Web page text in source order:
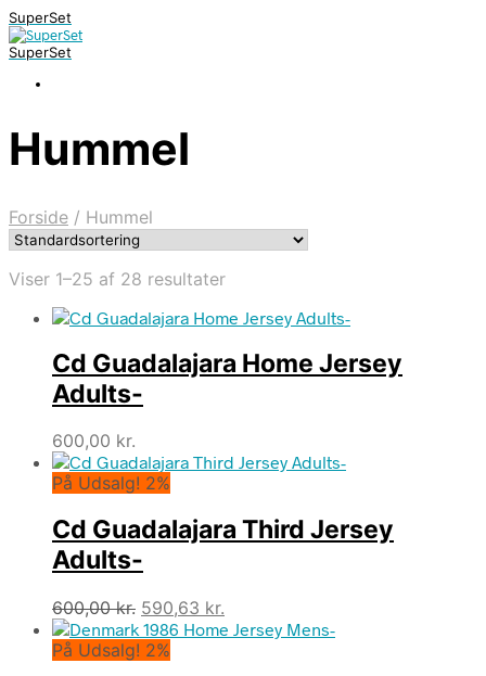
SuperSet
SuperSet
Hummel
Forside / Hummel
Viser 1–25 af 28 resultater
Cd Guadalajara Home Jersey
Adults-
600,00 kr.
På Udsalg! 2%
Cd Guadalajara Third Jersey
Adults-
600,00kr. Den
oprindelige
pris
590,63 kr.
aktuelle
På Udsalg! 2%